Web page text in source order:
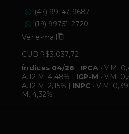
(47) 99147-9687
(19) 99751-2720
Ver e-mail
CUB R$3.037,72
Índices 04/26 - IPCA • V.M.
A.12 M. 4,48% | IGP-M • V.M.
A.12 M. 2,15% | INPC • V.M.
M. 4,32%